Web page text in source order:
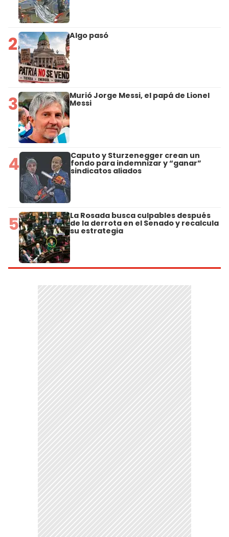
2 Algo pasó
3 Murió Jorge Messi, el papá de Lionel
Messi
4 Caputo y Sturzenegger crean un
fondo para indemnizar y “ganar”
sindicatos aliados
5 La Rosada busca culpables después
de la derrota en el Senado y recalcula
su estrategia